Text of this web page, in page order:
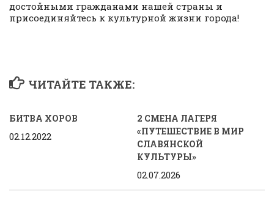
достойными гражданами нашей страны и
присоединяйтесь к культурной жизни города!
ЧИТАЙТЕ ТАКЖЕ:
БИТВА ХОРОВ
02.12.2022
2 СМЕНА ЛАГЕРЯ
«ПУТЕШЕСТВИЕ В МИР
СЛАВЯНСКОЙ
КУЛЬТУРЫ»
02.07.2026